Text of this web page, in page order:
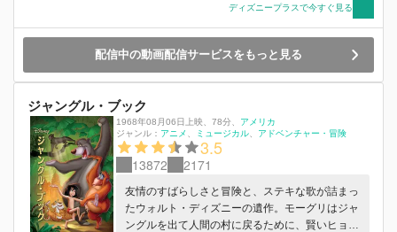
ディズニープラスで今すぐ見る
配信中の動画配信サービスをもっと見る
ジャングル・ブック
1968年08月06日上映 78分
アメリカ
ジャンル： アニメ ミュージカル アドベンチャー・冒険
3.5
13872 2171
友情のすばらしさと冒険と、ステキな歌が詰まっ
たウォルト・ディズニーの遺作。モーグリはジャ
ングルを出て人間の村に戻るために、賢いヒョウ